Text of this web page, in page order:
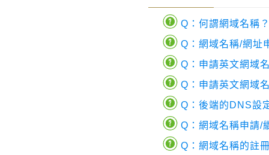
Q：何謂網域名稱
Q：網域名稱/網址
Q：申請英文網域
Q：申請英文網域
Q：後端的DNS設
Q：網域名稱申請/
Q：網域名稱的註